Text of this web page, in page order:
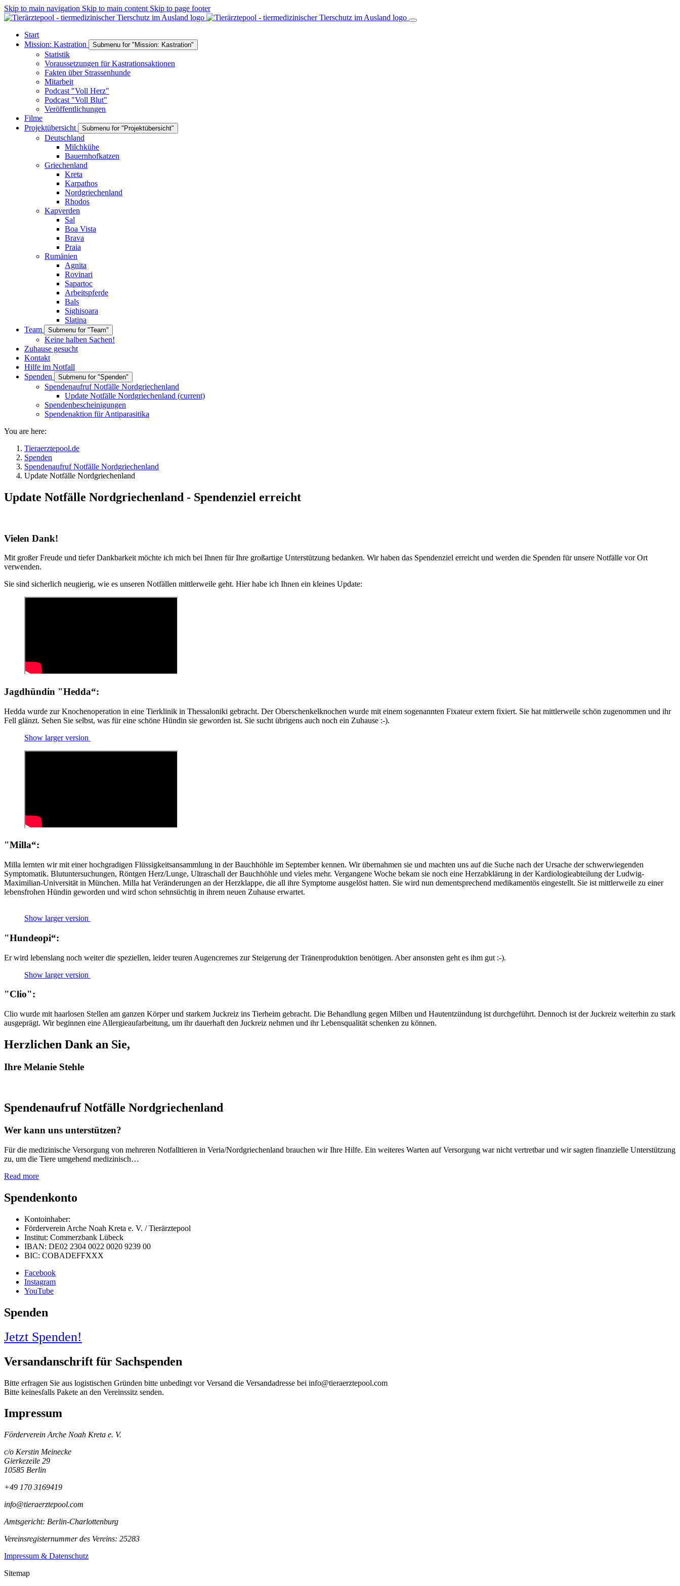
Skip to main navigation Skip to main content Skip to page footer
Start
Mission: Kastration
Submenu for "Mission: Kastration"
Statistik
Voraussetzungen für Kastrationsaktionen
Fakten über Strassenhunde
Mitarbeit
Podcast "Voll Herz"
Podcast "Voll Blut"
Veröffentlichungen
Filme
Projektübersicht
Submenu for "Projektübersicht"
Deutschland
Milchkühe
Bauernhofkatzen
Griechenland
Kreta
Karpathos
Nordgriechenland
Rhodos
Kapverden
Sal
Boa Vista
Brava
Praia
Rumänien
Agnita
Rovinari
Sapartoc
Arbeitspferde
Bals
Sighisoara
Slatina
Team
Submenu for "Team"
Keine halben Sachen!
Zuhause gesucht
Kontakt
Hilfe im Notfall
Spenden
Submenu for "Spenden"
Spendenaufruf Notfälle Nordgriechenland
Update Notfälle Nordgriechenland (current)
Spendenbescheinigungen
Spendenaktion für Antiparasitika
You are here:
Tieraerztepool.de
Spenden
Spendenaufruf Notfälle Nordgriechenland
Update Notfälle Nordgriechenland
Update Notfälle Nordgriechenland - Spendenziel erreicht
Vielen Dank!
Mit großer Freude und tiefer Dankbarkeit möchte ich mich bei Ihnen für Ihre großartige Unterstützung bedanken. Wir haben das Spendenziel erreicht und werden die Spenden für unsere Notfälle vor Ort
verwenden.
Sie sind sicherlich neugierig, wie es unseren Notfällen mittlerweile geht. Hier habe ich Ihnen ein kleines Update:
Jagdhündin "Hedda“:
Hedda wurde zur Knochenoperation in eine Tierklinik in Thessaloniki gebracht. Der Oberschenkelknochen wurde mit einem sogenannten Fixateur extern fixiert. Sie hat mittlerweile schön zugenommen und ihr
Fell glänzt. Sehen Sie selbst, was für eine schöne Hündin sie geworden ist. Sie sucht übrigens auch noch ein Zuhause :-).
Show larger version
"Milla“:
Milla lernten wir mit einer hochgradigen Flüssigkeitsansammlung in der Bauchhöhle im September kennen. Wir übernahmen sie und machten uns auf die Suche nach der Ursache der schwerwiegenden
Symptomatik. Blutuntersuchungen, Röntgen Herz/Lunge, Ultraschall der Bauchhöhle und vieles mehr. Vergangene Woche bekam sie noch eine Herzabklärung in der Kardiologieabteilung der Ludwig-
Maximilian-Universität in München. Milla hat Veränderungen an der Herzklappe, die all ihre Symptome ausgelöst hatten. Sie wird nun dementsprechend medikamentös eingestellt. Sie ist mittlerweile zu einer
lebensfrohen Hündin geworden und wird schon sehnsüchtig in ihrem neuen Zuhause erwartet.
Show larger version
"Hundeopi“:
Er wird lebenslang noch weiter die speziellen, leider teuren Augencremes zur Steigerung der Tränenproduktion benötigen. Aber ansonsten geht es ihm gut :-).
Show larger version
"Clio":
Clio wurde mit haarlosen Stellen am ganzen Körper und starkem Juckreiz ins Tierheim gebracht. Die Behandlung gegen Milben und Hautentzündung ist durchgeführt. Dennoch ist der Juckreiz weiterhin zu stark
ausgeprägt. Wir beginnen eine Allergieaufarbeitung, um ihr dauerhaft den Juckreiz nehmen und ihr Lebensqualität schenken zu können.
Herzlichen Dank an Sie,
Ihre Melanie Stehle
Spendenaufruf Notfälle Nordgriechenland
Wer kann uns unterstützen?
Für die medizinische Versorgung von mehreren Notfalltieren in Veria/Nordgriechenland brauchen wir Ihre Hilfe. Ein weiteres Warten auf Versorgung war nicht vertretbar und wir sagten finanzielle Unterstützung
zu, um die Tiere umgehend medizinisch…
Read more
Spendenkonto
Kontoinhaber:
Förderverein Arche Noah Kreta e. V. / Tierärztepool
Institut: Commerzbank Lübeck
IBAN: DE02 2304 0022 0020 9239 00
BIC: COBADEFFXXX
Facebook
Instagram
YouTube
Spenden
Jetzt Spenden!
Versandanschrift für Sachspenden
Bitte erfragen Sie aus logistischen Gründen bitte unbedingt vor Versand die Versandadresse bei info@tieraerztepool.com
Bitte keinesfalls Pakete an den Vereinssitz senden.
Impressum
Förderverein Arche Noah Kreta e. V.
c/o Kerstin Meinecke
Gierkezeile 29
10585 Berlin
+49 170 3169419
info@tieraerztepool.com
Amtsgericht: Berlin-Charlottenburg
Vereinsregisternummer des Vereins: 25283
Impressum & Datenschutz
Sitemap